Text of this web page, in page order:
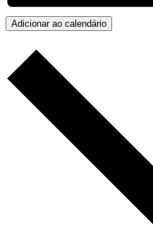
Adicionar ao calendário